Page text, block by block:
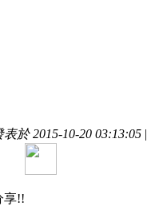
表於 2015-10-20 03:13:05 |
享!!